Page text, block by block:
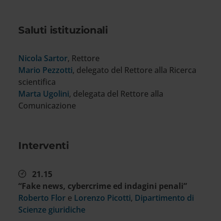
Saluti istituzionali
Nicola Sartor, Rettore
Mario Pezzotti, delegato del Rettore alla Ricerca
scientifica
Marta Ugolini, delegata del Rettore alla
Comunicazione
Interventi
21.15
“Fake news, cybercrime ed indagini penali”
Roberto Flor e Lorenzo Picotti, Dipartimento di
Scienze giuridiche